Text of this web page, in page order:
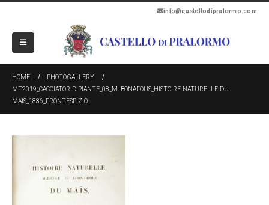
info@castellodipralormo.com
HOME
PHOTOGALLERY
MT2019_CACCIATORIDIPIANTE_08_M.-BONAFOUS_HISTOIRE-NATURELLE-DU-
MAÏS_1836_FRONTESPIZIO-